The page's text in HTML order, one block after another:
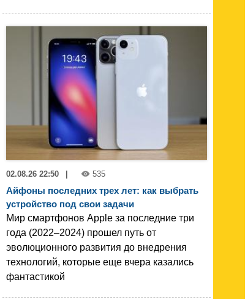
02.08.26 22:50 535
Айфоны последних трех лет: как выбрать
устройство под свои задачи
Мир смартфонов Apple за последние три
года (2022–2024) прошел путь от
эволюционного развития до внедрения
технологий, которые еще вчера казались
фантастикой